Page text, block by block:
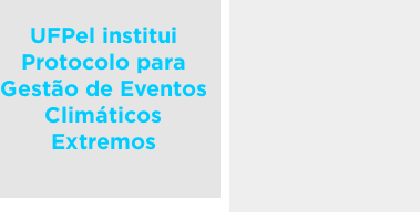
UFPel institui
Protocolo para
Gestão de Eventos
Climáticos
Extremos